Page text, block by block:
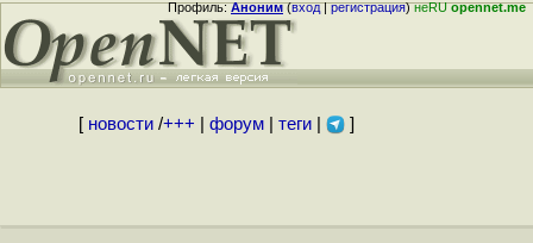
Профиль:Аноним(вход|регистрация)неRUopennet.me
[ новости/+++ форум| теги| ]